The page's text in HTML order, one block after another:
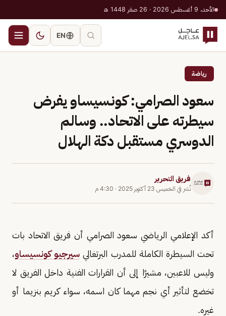
الأحد، 9 أغسطس 2026 · 26 صفر 1448 هـ
EN
رياضة
سعود الصرامي: كونسيساو يفرض
سيطرته على الاتحاد.. وسالم
الدوسري مستقبل دكة الهلال
فريق التحرير
نُشر في الخميس 23 أكتوبر 2025 · 4:30 م
أكد الإعلامي الرياضي سعود الصرامي أن فريق الاتحاد بات
تحت السيطرة الكاملة للمدرب البرتغالي سيرجيو كونسيساو،
وليس للاعبين، مشيرًا إلى أن القرارات الفنية داخل الفريق لا
تخضع لتأثير أي نجم مهما كان اسمه، سواء كريم بنزيما أو
غيره.